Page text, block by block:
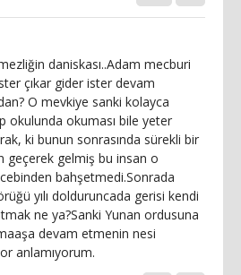
daniskası..Adam mecburi
çıkar gider ister devam
O mevkiye sanki kolayca
okulunda okuması bile yeter
ki bunun sonrasında sürekli bir
geçerek gelmiş bu insan o
bahşetmedi.Sonrada
yılı dolduruncada gerisi kendi
ne ya?Sanki Yunan ordusuna
devam etmenin nesi
anlamıyorum.